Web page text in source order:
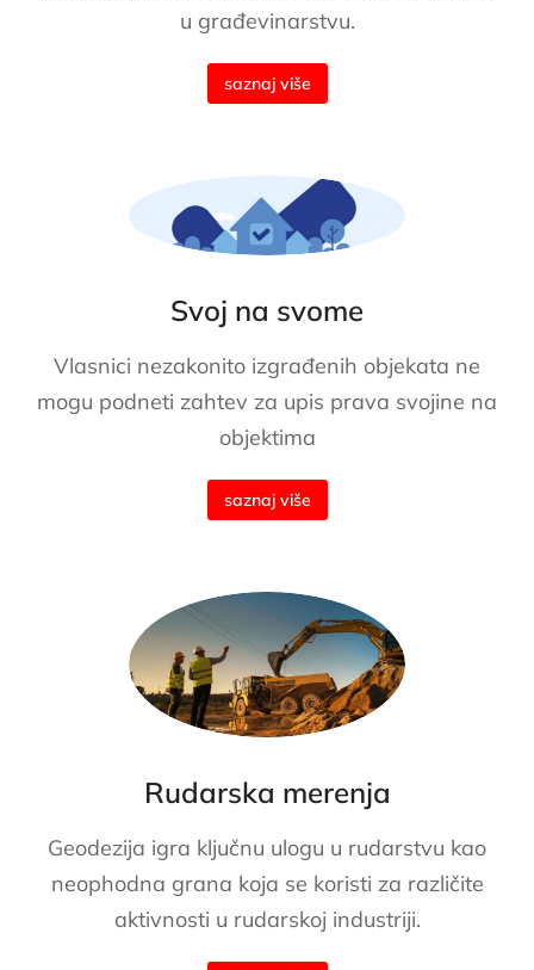
u građevinarstvu.
saznaj više
Svoj na svome
Vlasnici nezakonito izgrađenih objekata ne
mogu podneti zahtev za upis prava svojine na
objektima
saznaj više
Rudarska merenja
Geodezija igra ključnu ulogu u rudarstvu kao
neophodna grana koja se koristi za različite
aktivnosti u rudarskoj industriji.